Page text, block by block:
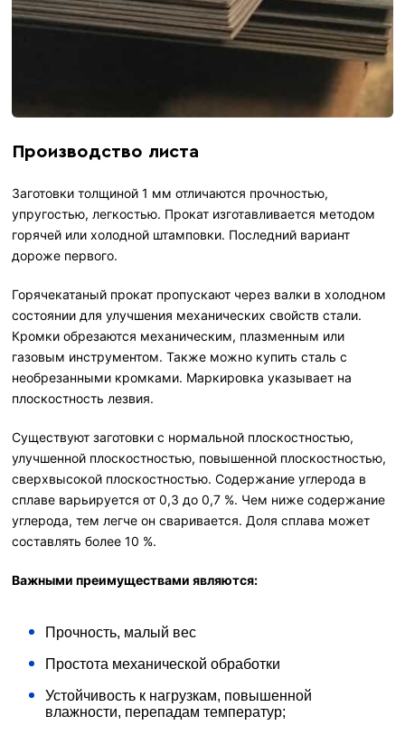
Производство листа
Заготовки толщиной 1 мм отличаются прочностью,
упругостью, легкостью. Прокат изготавливается методом
горячей или холодной штамповки. Последний вариант
дороже первого.
Горячекатаный прокат пропускают через валки в холодном
состоянии для улучшения механических свойств стали.
Кромки обрезаются механическим, плазменным или
газовым инструментом. Также можно купить сталь с
необрезанными кромками. Маркировка указывает на
плоскостность лезвия.
Существуют заготовки с нормальной плоскостностью,
улучшенной плоскостностью, повышенной плоскостностью,
сверхвысокой плоскостностью. Содержание углерода в
сплаве варьируется от 0,3 до 0,7 %. Чем ниже содержание
углерода, тем легче он сваривается. Доля сплава может
составлять более 10 %.
Важными преимуществами являются:
Прочность, малый вес
Простота механической обработки
Устойчивость к нагрузкам, повышенной
влажности, перепадам температур;